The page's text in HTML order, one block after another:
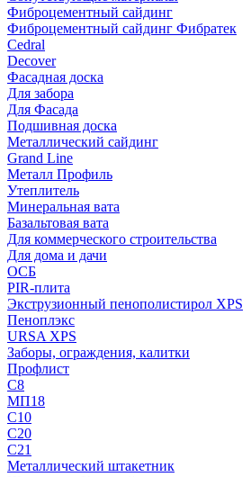
Фиброцементный сайдинг
Фиброцементный сайдинг Фибратек
Cedral
Decover
Фасадная доска
Для забора
Для Фасада
Подшивная доска
Металлический сайдинг
Grand Line
Металл Профиль
Утеплитель
Минеральная вата
Базальтовая вата
Для коммерческого строительства
Для дома и дачи
ОСБ
PIR-плита
Экструзионный пенополистирол XPS
Пеноплэкс
URSA XPS
Заборы, ограждения, калитки
Профлист
С8
МП18
С10
С20
С21
Металлический штакетник